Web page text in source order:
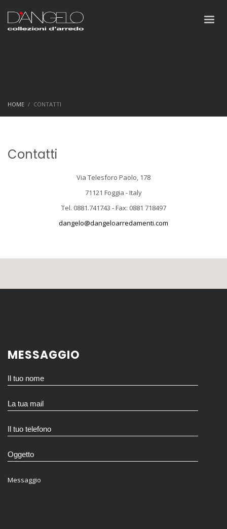
HOME CONTATTI
Contatti
Via Telesforo Paolo, 178
71121 Foggia - Italy
Tel. 0881.741743 - Fax: 0881 718497
dangelo@dangeloarredamenti.com
MESSAGGIO
Messaggio